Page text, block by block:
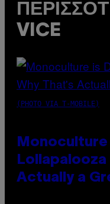
VICE
(PHOTO VIA T-MOBILE)
Monoculture
Lollapalooza
Actually a